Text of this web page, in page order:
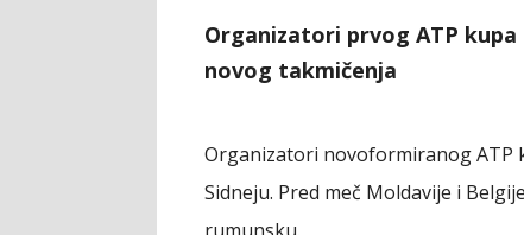
Organizatori prvog ATP
novog takmičenja
Organizatori novoformiranog ATP
Sidneju. Pred meč Moldavije i